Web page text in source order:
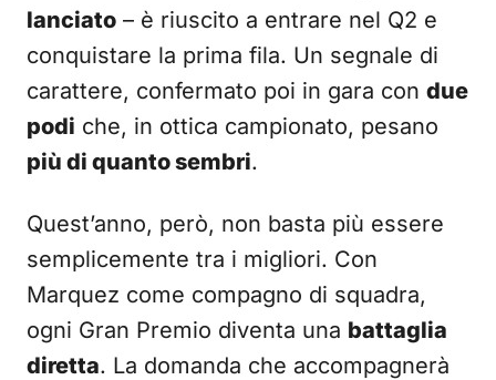
lanciato – è riuscito a entrare nel Q2 e
conquistare la prima fila. Un segnale di
carattere, confermato poi in gara con due
podi che, in ottica campionato, pesano
più di quanto sembri.
Quest’anno, però, non basta più essere
semplicemente tra i migliori. Con
Marquez come compagno di squadra,
ogni Gran Premio diventa una battaglia
diretta. La domanda che accompagnerà